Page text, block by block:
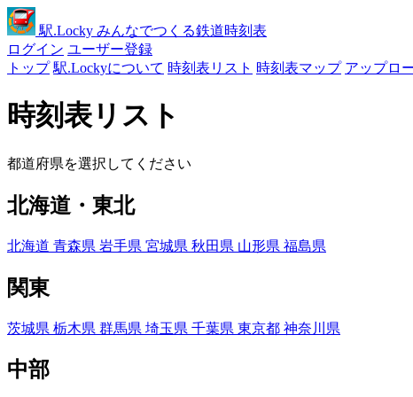
駅.Locky みんなでつくる鉄道時刻表
ログイン ユーザー登録
トップ 駅.Lockyについて 時刻表リスト 時刻表マップ アップロ
時刻表リスト
都道府県を選択してください
北海道・東北
北海道 青森県 岩手県 宮城県 秋田県 山形県 福島県
関東
茨城県 栃木県 群馬県 埼玉県 千葉県 東京都 神奈川県
中部